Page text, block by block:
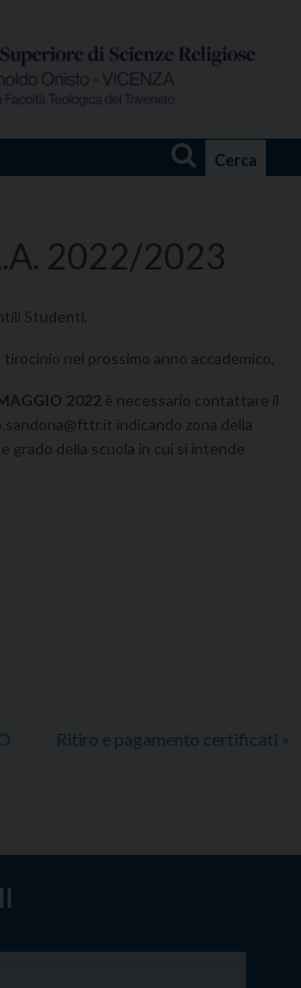
Cerca
2022/2023
Studenti,
nel prossimo anno accademico,
2022 è necessario contattare il
indicando zona della
grado della scuola in cui si intende
Ritiro e pagamento certificati »